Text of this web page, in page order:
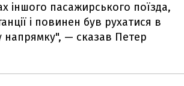
іншого пасажирського поїзда,
і повинен був рухатися в
— сказав Петер